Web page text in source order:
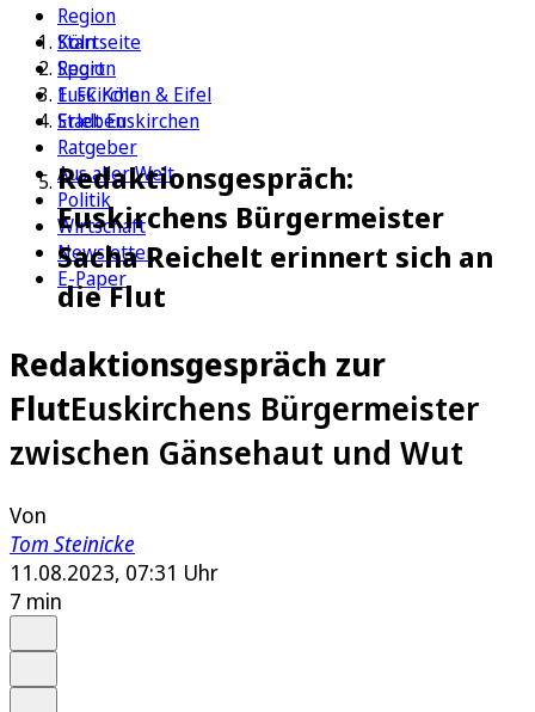
Region
Köln
Sport
1. FC Köln
Erleben
Ratgeber
Aus aller Welt
Politik
Wirtschaft
Newsletter
E-Paper
Startseite
Region
Euskirchen & Eifel
Stadt Euskirchen
Redaktionsgespräch:
Euskirchens Bürgermeister
Sacha Reichelt erinnert sich an
die Flut
Redaktionsgespräch zur
FlutEuskirchens Bürgermeister
zwischen Gänsehaut und Wut
Von
Tom Steinicke
11.08.2023, 07:31 Uhr
7 min